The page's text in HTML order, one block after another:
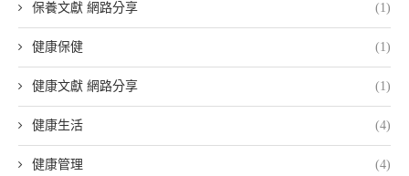
保養文獻 網路分享 (1)
健康保健 (1)
健康文獻 網路分享 (1)
健康生活 (4)
健康管理 (4)